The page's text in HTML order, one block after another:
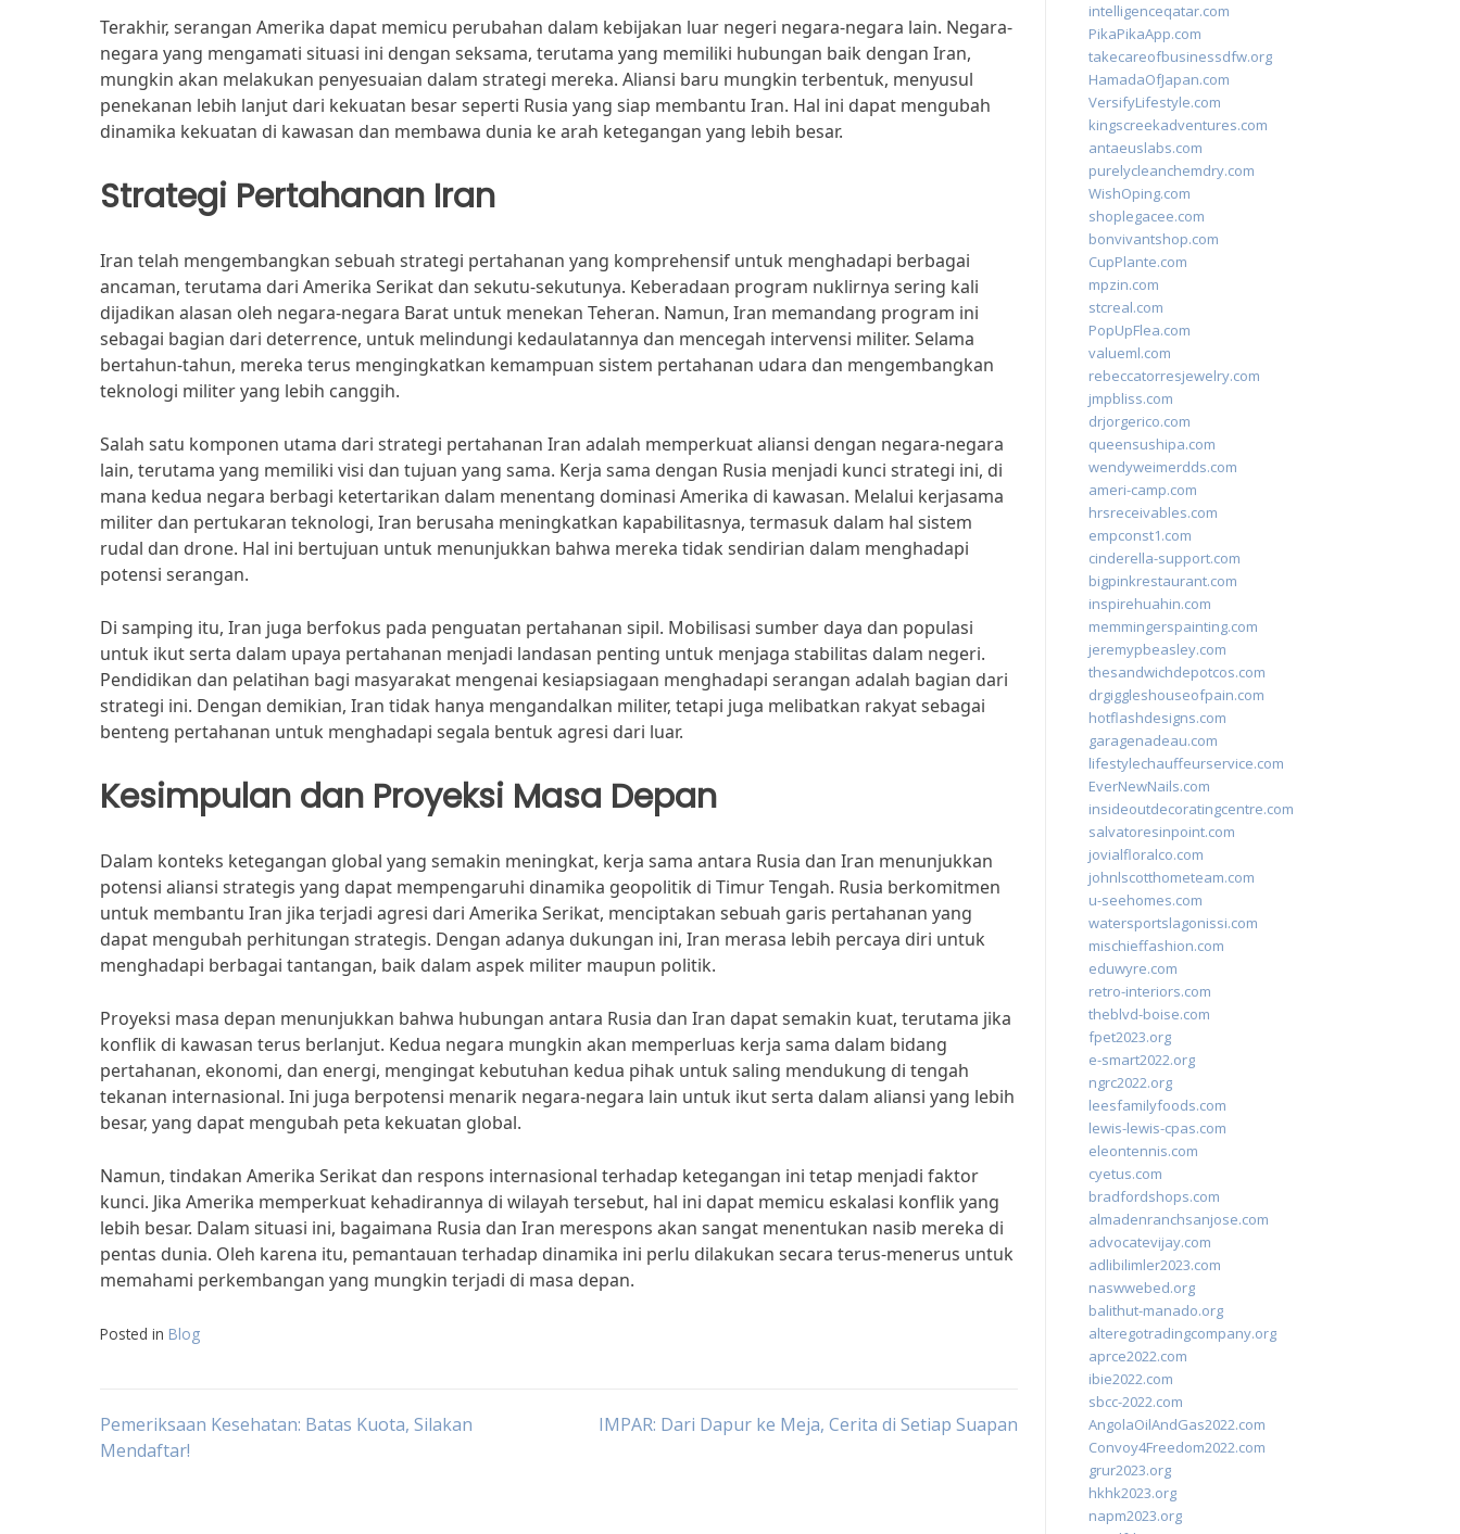
Terakhir, serangan Amerika dapat memicu perubahan dalam kebijakan luar negeri negara-negara lain. Negara-
negara yang mengamati situasi ini dengan seksama, terutama yang memiliki hubungan baik dengan Iran,
mungkin akan melakukan penyesuaian dalam strategi mereka. Aliansi baru mungkin terbentuk, menyusul
penekanan lebih lanjut dari kekuatan besar seperti Rusia yang siap membantu Iran. Hal ini dapat mengubah
dinamika kekuatan di kawasan dan membawa dunia ke arah ketegangan yang lebih besar.
Strategi Pertahanan Iran
Iran telah mengembangkan sebuah strategi pertahanan yang komprehensif untuk menghadapi berbagai
ancaman, terutama dari Amerika Serikat dan sekutu-sekutunya. Keberadaan program nuklirnya sering kali
dijadikan alasan oleh negara-negara Barat untuk menekan Teheran. Namun, Iran memandang program ini
sebagai bagian dari deterrence, untuk melindungi kedaulatannya dan mencegah intervensi militer. Selama
bertahun-tahun, mereka terus mengingkatkan kemampuan sistem pertahanan udara dan mengembangkan
teknologi militer yang lebih canggih.
Salah satu komponen utama dari strategi pertahanan Iran adalah memperkuat aliansi dengan negara-negara
lain, terutama yang memiliki visi dan tujuan yang sama. Kerja sama dengan Rusia menjadi kunci strategi ini, di
mana kedua negara berbagi ketertarikan dalam menentang dominasi Amerika di kawasan. Melalui kerjasama
militer dan pertukaran teknologi, Iran berusaha meningkatkan kapabilitasnya, termasuk dalam hal sistem
rudal dan drone. Hal ini bertujuan untuk menunjukkan bahwa mereka tidak sendirian dalam menghadapi
potensi serangan.
Di samping itu, Iran juga berfokus pada penguatan pertahanan sipil. Mobilisasi sumber daya dan populasi
untuk ikut serta dalam upaya pertahanan menjadi landasan penting untuk menjaga stabilitas dalam negeri.
Pendidikan dan pelatihan bagi masyarakat mengenai kesiapsiagaan menghadapi serangan adalah bagian dari
strategi ini. Dengan demikian, Iran tidak hanya mengandalkan militer, tetapi juga melibatkan rakyat sebagai
benteng pertahanan untuk menghadapi segala bentuk agresi dari luar.
Kesimpulan dan Proyeksi Masa Depan
Dalam konteks ketegangan global yang semakin meningkat, kerja sama antara Rusia dan Iran menunjukkan
potensi aliansi strategis yang dapat mempengaruhi dinamika geopolitik di Timur Tengah. Rusia berkomitmen
untuk membantu Iran jika terjadi agresi dari Amerika Serikat, menciptakan sebuah garis pertahanan yang
dapat mengubah perhitungan strategis. Dengan adanya dukungan ini, Iran merasa lebih percaya diri untuk
menghadapi berbagai tantangan, baik dalam aspek militer maupun politik.
Proyeksi masa depan menunjukkan bahwa hubungan antara Rusia dan Iran dapat semakin kuat, terutama jika
konflik di kawasan terus berlanjut. Kedua negara mungkin akan memperluas kerja sama dalam bidang
pertahanan, ekonomi, dan energi, mengingat kebutuhan kedua pihak untuk saling mendukung di tengah
tekanan internasional. Ini juga berpotensi menarik negara-negara lain untuk ikut serta dalam aliansi yang lebih
besar, yang dapat mengubah peta kekuatan global.
Namun, tindakan Amerika Serikat dan respons internasional terhadap ketegangan ini tetap menjadi faktor
kunci. Jika Amerika memperkuat kehadirannya di wilayah tersebut, hal ini dapat memicu eskalasi konflik yang
lebih besar. Dalam situasi ini, bagaimana Rusia dan Iran merespons akan sangat menentukan nasib mereka di
pentas dunia. Oleh karena itu, pemantauan terhadap dinamika ini perlu dilakukan secara terus-menerus untuk
memahami perkembangan yang mungkin terjadi di masa depan.
Posted in Blog
Post
Pemeriksaan Kesehatan: Batas Kuota, Silakan
Mendaftar!
IMPAR: Dari Dapur ke Meja, Cerita di Setiap Suapan
intelligenceqatar.com
PikaPikaApp.com
takecareofbusinessdfw.org
HamadaOfJapan.com
VersifyLifestyle.com
kingscreekadventures.com
antaeuslabs.com
purelycleanchemdry.com
WishOping.com
shoplegacee.com
bonvivantshop.com
CupPlante.com
mpzin.com
stcreal.com
PopUpFlea.com
valueml.com
rebeccatorresjewelry.com
jmpbliss.com
drjorgerico.com
queensushipa.com
wendyweimerdds.com
ameri-camp.com
hrsreceivables.com
empconst1.com
cinderella-support.com
bigpinkrestaurant.com
inspirehuahin.com
memmingerspainting.com
jeremypbeasley.com
thesandwichdepotcos.com
drgiggleshouseofpain.com
hotflashdesigns.com
garagenadeau.com
lifestylechauffeurservice.com
EverNewNails.com
insideoutdecoratingcentre.com
salvatoresinpoint.com
jovialfloralco.com
johnlscotthometeam.com
u-seehomes.com
watersportslagonissi.com
mischieffashion.com
eduwyre.com
retro-interiors.com
theblvd-boise.com
fpet2023.org
e-smart2022.org
ngrc2022.org
leesfamilyfoods.com
lewis-lewis-cpas.com
eleontennis.com
cyetus.com
bradfordshops.com
almadenranchsanjose.com
advocatevijay.com
adlibilimler2023.com
naswwebed.org
balithut-manado.org
alteregotradingcompany.org
aprce2022.com
ibie2022.com
sbcc-2022.com
AngolaOilAndGas2022.com
Convoy4Freedom2022.com
grur2023.org
hkhk2023.org
napm2023.org